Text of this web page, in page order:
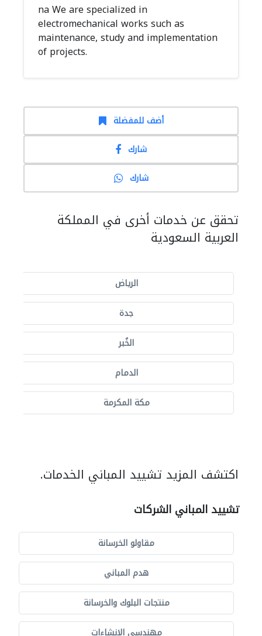
na We are specialized in
electromechanical works such as
maintenance, study and implementation
of projects.
أضف للمفضلة
شارك
شارك
تحقق عن خدمات أخرى في المملكة
العربية السعودية
الرياض
جدة
الخُبر
الدمام
مكة المكرمة
اكتشف المزيد تشييد المباني الخدمات.
تشييد المباني الشركات
مقاولو الخرسانة
هدم المباني
منتجات البلوك والخرسانة
مهندسي الانشاءات